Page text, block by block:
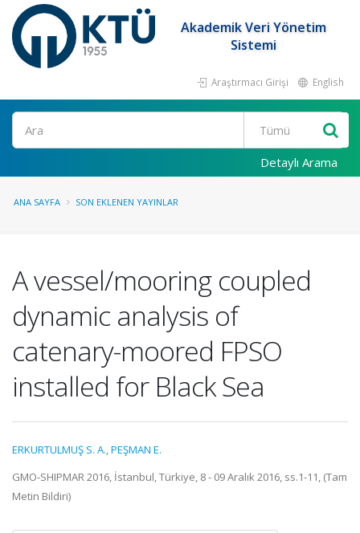
Akademik Veri Yönetim
Sistemi
Araştırmacı Girişi English
Ara
Detaylı Arama
ANA SAYFA SON EKLENEN YAYINLAR
A vessel/mooring coupled
dynamic analysis of
catenary-moored FPSO
installed for Black Sea
ERKURTULMUŞ S. A.,PEŞMAN E.
GMO-SHIPMAR 2016, İstanbul, Türkiye, 8 - 09 Aralık 2016, ss.1-11, (Tam
Metin Bildiri)